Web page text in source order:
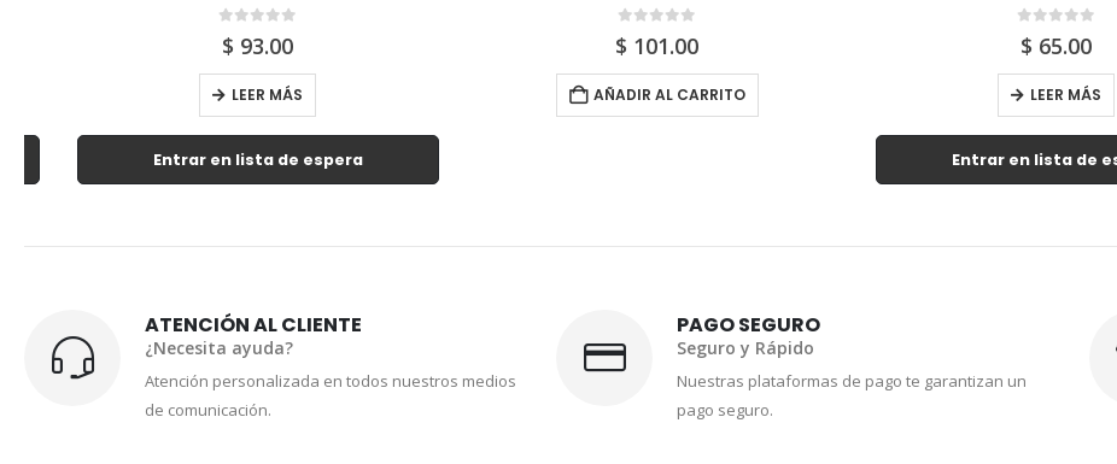
93.00
LEER MÁS
Entrar en lista de espera
101.00
AÑADIR AL CARRITO
65.00
LEER MÁS
Entrar en lista de espera
ATENCIÓN AL CLIENTE
¿Necesita ayuda?
Atención personalizada en todos nuestros medios
de comunicación.
PAGO SEGURO
Seguro y Rápido
Nuestras plataformas de pago te garantizan un
pago seguro.